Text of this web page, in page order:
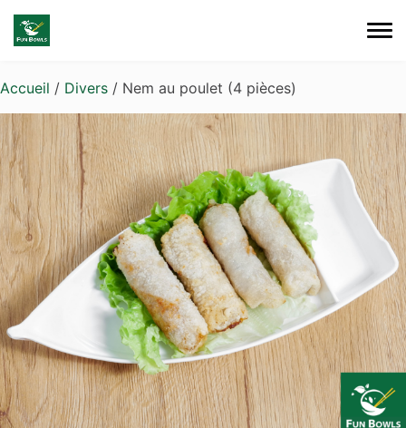
Skip to main content
Accueil / Divers / Nem au poulet (4 pièces)